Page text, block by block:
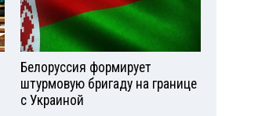
Белоруссия формирует
штурмовую бригаду на границе
с Украиной